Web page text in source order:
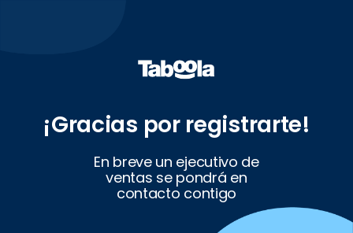
¡Gracias por registrarte!
En breve un ejecutivo de
ventas se pondrá en
contacto contigo